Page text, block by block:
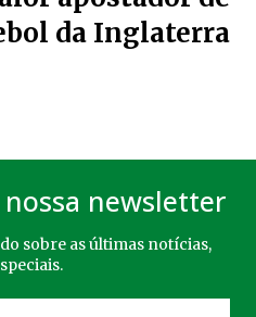
da Inglaterra
nossa newsletter
sobre as últimas notícias,